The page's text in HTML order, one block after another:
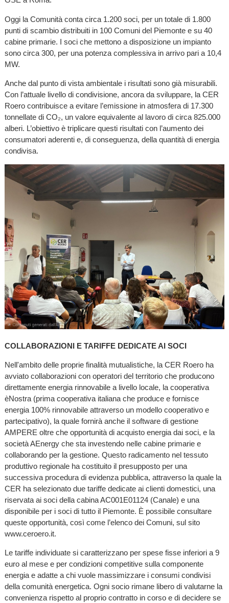
Oggi la Comunità conta circa 1.200 soci, per un totale di 1.800
punti di scambio distribuiti in 100 Comuni del Piemonte e su 40
cabine primarie. I soci che mettono a disposizione un impianto
sono circa 300, per una potenza complessiva in arrivo pari a 10,4
MW.
Anche dal punto di vista ambientale i risultati sono già misurabili.
Con l’attuale livello di condivisione, ancora da sviluppare, la CER
Roero contribuisce a evitare l’emissione in atmosfera di 17.300
tonnellate di CO₂, un valore equivalente al lavoro di circa 825.000
alberi. L’obiettivo è triplicare questi risultati con l’aumento dei
consumatori aderenti e, di conseguenza, della quantità di energia
condivisa.
COLLABORAZIONI E TARIFFE DEDICATE AI SOCI
Nell'ambito delle proprie finalità mutualistiche, la CER Roero ha
avviato collaborazioni con operatori del territorio che producono
direttamente energia rinnovabile a livello locale, la cooperativa
èNostra (prima cooperativa italiana che produce e fornisce
energia 100% rinnovabile attraverso un modello cooperativo e
partecipativo), la quale fornirà anche il software di gestione
AMPERE oltre che opportunità di acquisto energia dai soci, e la
società AEnergy che sta investendo nelle cabine primarie e
collaborando per la gestione. Questo radicamento nel tessuto
produttivo regionale ha costituito il presupposto per una
successiva procedura di evidenza pubblica, attraverso la quale la
CER ha selezionato due tariffe dedicate ai clienti domestici, una
riservata ai soci della cabina AC001E01124 (Canale) e una
disponibile per i soci di tutto il Piemonte. È possibile consultare
queste opportunità, così come l’elenco dei Comuni, sul sito
www.ceroero.it.
Le tariffe individuate si caratterizzano per spese fisse inferiori a 9
euro al mese e per condizioni competitive sulla componente
energia e adatte a chi vuole massimizzare i consumi condivisi
della comunità energetica. Ogni socio rimane libero di valutarne la
convenienza rispetto al proprio contratto in corso e di decidere se